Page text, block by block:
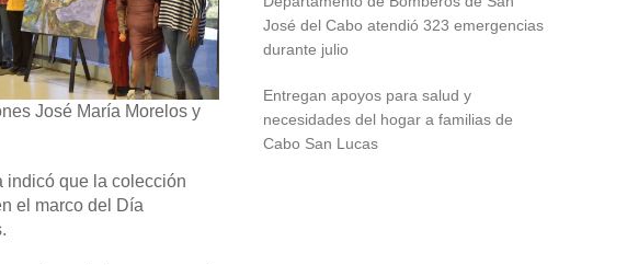
José María Morelos y
indicó que la colección
el marco del Día
José del Cabo atendió 323 emergencias
durante julio
Entregan apoyos para salud y
necesidades del hogar a familias de
Cabo San Lucas